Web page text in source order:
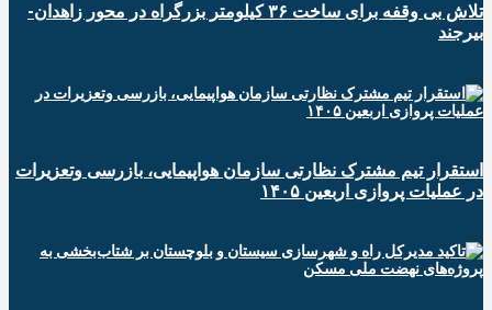
تلاش بی وقفه برای ساخت ۳۶ کیلومتر بزرگراه در محور زاهدان-
بیرجند
استقرار تیم مشترک نظارتی سازمان هواپیمایی، بازرسی وتعزیرات
در عملیات پروازی اربعین ۱۴۰۵